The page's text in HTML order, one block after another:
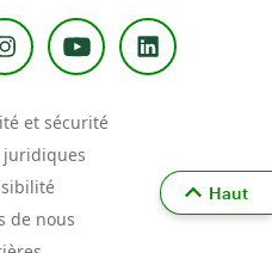
et sécurité
de nous
Haut